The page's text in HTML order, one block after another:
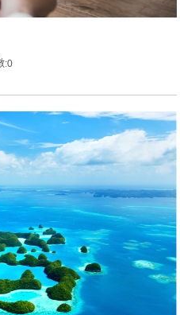
:0